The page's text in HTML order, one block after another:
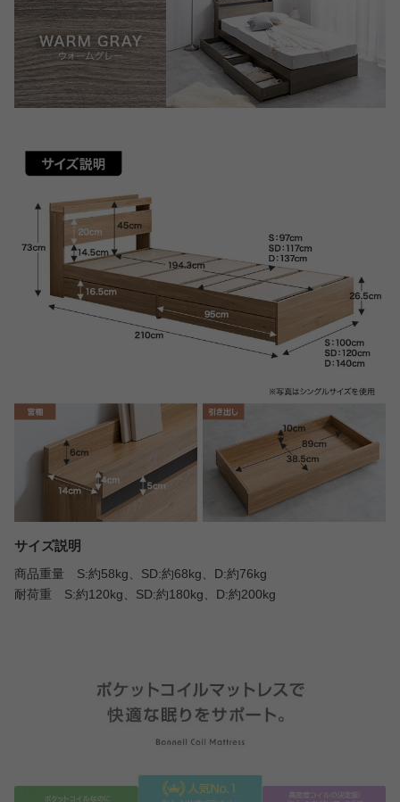
サイズ説明
商品重量 S:約58kg、SD:約68kg、D:約76kg
耐荷重 S:約120kg、SD:約180kg、D:約200kg